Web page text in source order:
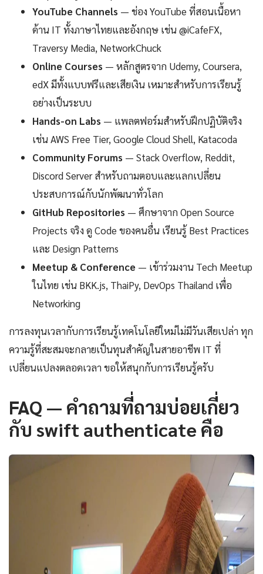
YouTube Channels — ช่อง YouTube ที่สอนเนื้อหา
ด้าน IT ทั้งภาษาไทยและอังกฤษ เช่น @iCafeFX,
Traversy Media, NetworkChuck
Online Courses — หลักสูตรจาก Udemy, Coursera,
edX มีทั้งแบบฟรีและเสียเงิน เหมาะสำหรับการเรียนรู้
อย่างเป็นระบบ
Hands-on Labs — แพลตฟอร์มสำหรับฝึกปฏิบัติจริง
เช่น AWS Free Tier, Google Cloud Shell, Katacoda
Community Forums — Stack Overflow, Reddit,
Discord Server สำหรับถามตอบและแลกเปลี่ยน
ประสบการณ์กับนักพัฒนาทั่วโลก
GitHub Repositories — ศึกษาจาก Open Source
Projects จริง ดู Code ของคนอื่น เรียนรู้ Best Practices
และ Design Patterns
Meetup & Conference — เข้าร่วมงาน Tech Meetup
ในไทย เช่น BKK.js, ThaiPy, DevOps Thailand เพื่อ
Networking
การลงทุนเวลากับการเรียนรู้เทคโนโลยีใหม่ไม่มีวันเสียเปล่า ทุก
ความรู้ที่สะสมจะกลายเป็นทุนสำคัญในสายอาชีพ IT ที่
เปลี่ยนแปลงตลอดเวลา ขอให้สนุกกับการเรียนรู้ครับ
FAQ — คำถามที่ถามบ่อยเกี่ยว
กับ swift authenticate คือ